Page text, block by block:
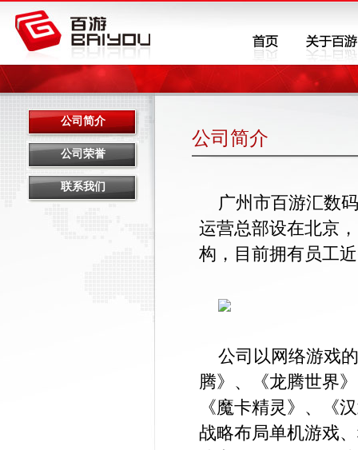
公司简介
公司荣誉
联系我们
公司简介
广州市百游汇数
运营总部设在北京
构，目前拥有员工
公司以网络游戏
腾》、《龙腾世界
《魔卡精灵》、《
战略布局单机游戏